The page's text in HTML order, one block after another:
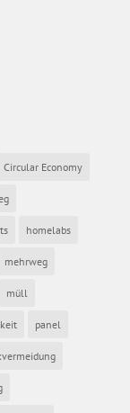
Circular Economy
homelabs
mehrweg
müll
panel